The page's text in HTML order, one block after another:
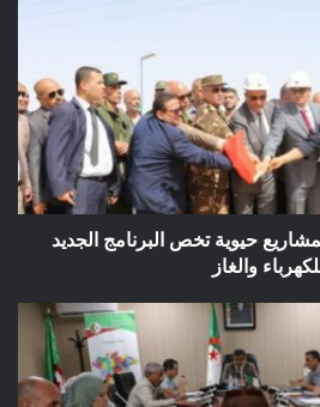
حيوية تخص البرنامج الجديد
والغاز